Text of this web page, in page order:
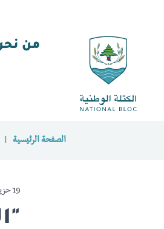
من
الصفحة الرئيسية
19 حزيران 2019